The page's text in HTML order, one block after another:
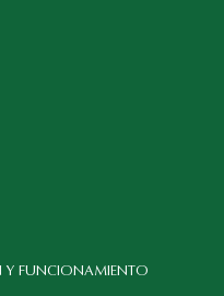
Y FUNCIONAMIENTO